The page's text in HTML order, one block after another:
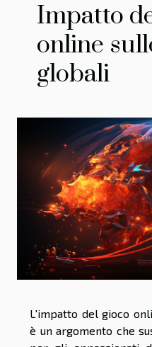
Impatto
online
globali
L'impatto del gioco
è un argomento che